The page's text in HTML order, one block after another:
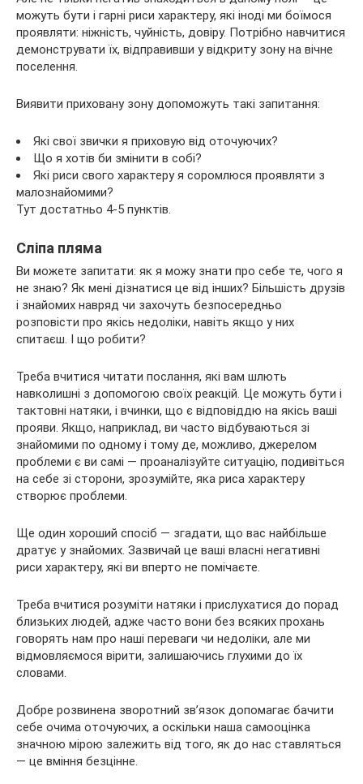
можуть бути і гарні риси характеру, які іноді ми боїмося
проявляти: ніжність, чуйність, довіру. Потрібно навчитися
демонструвати їх, відправивши у відкриту зону на вічне
поселення.
Виявити приховану зону допоможуть такі запитання:
Які свої звички я приховую від оточуючих?
Що я хотів би змінити в собі?
Які риси свого характеру я соромлюся проявляти з
малознайомими?
Тут достатньо 4-5 пунктів.
Сліпа пляма
Ви можете запитати: як я можу знати про себе те, чого я
не знаю? Як мені дізнатися це від інших? Більшість друзів
і знайомих навряд чи захочуть безпосередньо
розповісти про якісь недоліки, навіть якщо у них
спитаєш. І що робити?
Треба вчитися читати послання, які вам шлють
навколишні з допомогою своїх реакцій. Це можуть бути і
тактовні натяки, і вчинки, що є відповіддю на якісь ваші
прояви. Якщо, наприклад, ви часто відбуваються зі
знайомими по одному і тому де, можливо, джерелом
проблеми є ви самі — проаналізуйте ситуацію, подивіться
на себе зі сторони, зрозумійте, яка риса характеру
створює проблеми.
Ще один хороший спосіб — згадати, що вас найбільше
дратує у знайомих. Зазвичай це ваші власні негативні
риси характеру, які ви вперто не помічаєте.
Треба вчитися розуміти натяки і прислухатися до порад
близьких людей, адже часто вони без всяких прохань
говорять нам про наші переваги чи недоліки, але ми
відмовляємося вірити, залишаючись глухими до їх
словами.
Добре розвинена зворотний зв’язок допомагає бачити
себе очима оточуючих, а оскільки наша самооцінка
значною мірою залежить від того, як до нас ставляться
— це вміння безцінне.